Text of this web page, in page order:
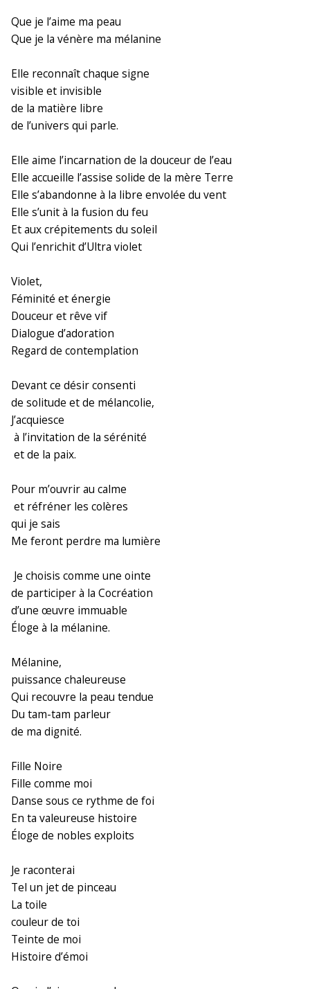
Que je l’aime ma peau
Que je la vénère ma mélanine
Elle reconnaît chaque signe
visible et invisible
de la matière libre
de l’univers qui parle.
Elle aime l’incarnation de la douceur de l’eau
Elle accueille l’assise solide de la mère Terre
Elle s’abandonne à la libre envolée du vent
Elle s’unit à la fusion du feu
Et aux crépitements du soleil
Qui l’enrichit d’Ultra violet
Violet,
Féminité et énergie
Douceur et rêve vif
Dialogue d’adoration
Regard de contemplation
Devant ce désir consenti
de solitude et de mélancolie,
J’acquiesce
à l’invitation de la sérénité
et de la paix.
Pour m’ouvrir au calme
et réfréner les colères
qui je sais
Me feront perdre ma lumière
Je choisis comme une ointe
de participer à la Cocréation
d’une œuvre immuable
Éloge à la mélanine.
Mélanine,
puissance chaleureuse
Qui recouvre la peau tendue
Du tam-tam parleur
de ma dignité.
Fille Noire
Fille comme moi
Danse sous ce rythme de foi
En ta valeureuse histoire
Éloge de nobles exploits
Je raconterai
Tel un jet de pinceau
La toile
couleur de toi
Teinte de moi
Histoire d’émoi